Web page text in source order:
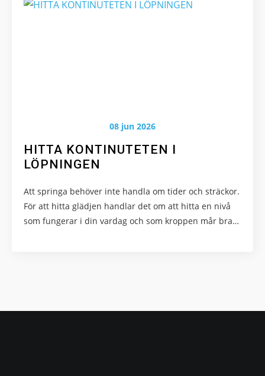
HITTA KONTINUTETEN I
LÖPNINGEN
08 jun 2026
Att springa behöver inte handla om tider och sträckor.
För att hitta glädjen handlar det om att hitta en nivå
som fungerar i din vardag och som kroppen mår bra…